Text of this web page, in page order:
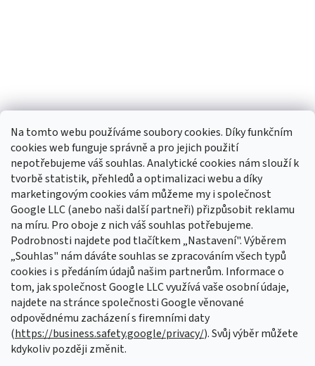
Na tomto webu používáme soubory cookies. Díky funkčním
cookies web funguje správně a pro jejich použití
nepotřebujeme váš souhlas. Analytické cookies nám slouží k
tvorbě statistik, přehledů a optimalizaci webu a díky
marketingovým cookies vám můžeme my i společnost
Google LLC (anebo naši další partneři) přizpůsobit reklamu
na míru. Pro oboje z nich váš souhlas potřebujeme.
Podrobnosti najdete pod tlačítkem „Nastavení". Výběrem
„Souhlas" nám dáváte souhlas se zpracováním všech typů
cookies i s předáním údajů našim partnerům. Informace o
tom, jak společnost Google LLC využívá vaše osobní údaje,
najdete na stránce společnosti Google věnované
odpovědnému zacházení s firemními daty
(https://business.safety.google/privacy/). Svůj výběr můžete
kdykoliv později změnit.
Sledovat na Instagramu
Odebírat newsletter
Vložte svůj e-mail a my vám budeme zasílat informace o nových
produktech na našem e-shopu.
E-mail
Vložením e-mailu souhlasíte s podmínkami ochrany osobních údajů